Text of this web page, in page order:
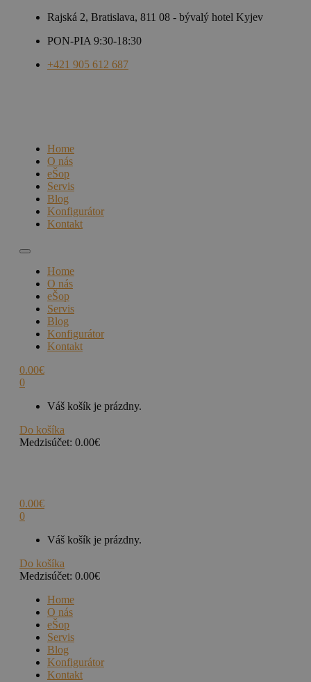
Rajská 2, Bratislava, 811 08 - bývalý hotel Kyjev
PON-PIA 9:30-18:30
+421 905 612 687
Home
O nás
eŠop
Servis
Blog
Konfigurátor
Kontakt
Home
O nás
eŠop
Servis
Blog
Konfigurátor
Kontakt
0.00€
0
Váš košík je prázdny.
Do košíka
Medzisúčet: 0.00€
0.00€
0
Váš košík je prázdny.
Do košíka
Medzisúčet: 0.00€
Home
O nás
eŠop
Servis
Blog
Konfigurátor
Kontakt